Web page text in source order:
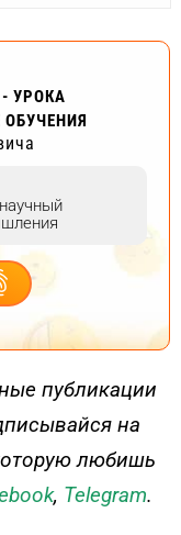
- УРОКА
публикации
на
любишь
, Telegram.